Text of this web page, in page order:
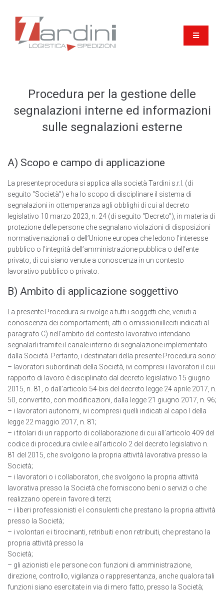
Procedura per la gestione delle
segnalazioni interne ed informazioni
sulle segnalazioni esterne
A) Scopo e campo di applicazione
La presente procedura si applica alla società Tardini s.r.I. (di
seguito “Società”) e ha lo scopo di disciplinare il sistema di
segnalazioni in ottemperanza agli obblighi di cui al decreto
legislativo 10 marzo 2023, n. 24 (di seguito “Decreto”), in materia di
protezione delle persone che segnalano violazioni di disposizioni
normative nazionali o deII’Unione europea che ledono l’interesse
pubblico o l’integrità dell’amministrazione pubblica o dell’ente
privato, di cui siano venute a conoscenza in un contesto
lavorativo pubblico o privato.
B) Ambito di applicazione soggettivo
La presente Procedura si rivolge a tutti i soggetti che, venuti a
conoscenza dei comportamenti, atti o omissioniilleciti indicati al
paragrafo C) nell’ambito del contesto lavorativo intendano
segnalarli tramite il canale interno di segnalazione implementato
dalla Società. Pertanto, i destinatari della presente Procedura sono:
– lavoratori subordinati della Società, ivi compresi i lavoratori il cui
rapporto di Iavoro è disciplinato dal decreto legislativo 15 giugno
2015, n. 81, o dall’articolo 54-bis del decreto Iegge 24 aprile 2017, n.
50, convertito, con modificazioni, dalla legge 21 giugno 2017, n. 96;
– i lavoratori autonomi, ivi compresi quelli indicati al capo I della
Iegge 22 maggio 2017, n. 81;
– i titolari di un rapporto di collaborazione di cui all’articolo 409 del
codice di procedura civile e all’articolo 2 del decreto legislativo n.
81 del 2015, che svolgono la propria attività lavorativa presso la
Società;
– i lavoratori o i collaboratori, che svolgono la propria attività
lavorativa presso la Società che forniscono beni o servizi o che
realizzano opere in favore di terzi;
– i liberi professionisti e ì consulenti che prestano la propria attività
presso la Società;
– i volontari e i tirocinanti, retribuiti e non retribuiti, che prestano la
propria attività presso la
Società;
– gli azionisti e le persone con funzioni di amministrazione,
direzione, controllo, vigilanza o rappresentanza, anche qualora tali
funzioni siano esercitate in via di mero fatto, presso la Società;